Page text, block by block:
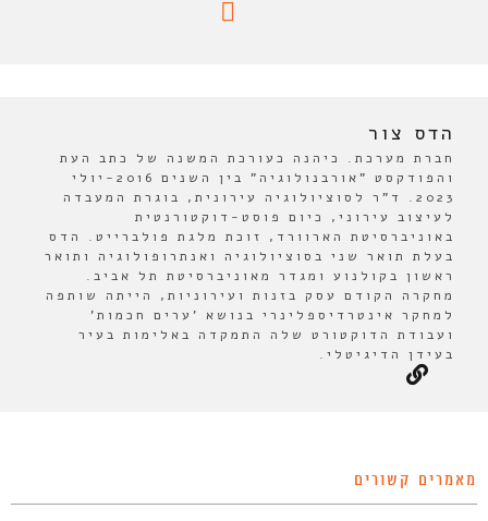
הדס צור
חברת מערכת. כיהנה כעורכת המשנה של כתב העת
והפודקסט "אורבנולוגיה" בין השנים 2016-יולי
2023. ד"ר לסוציולוגיה עירונית, בוגרת המעבדה
לעיצוב עירוני, כיום פוסט-דוקטורנטית
באוניברסיטת הארוורד, זוכת מלגת פולברייט. הדס
בעלת תואר שני בסוציולוגיה ואנתרופולוגיה ותואר
ראשון בקולנוע ומגדר מאוניברסיטת תל אביב.
מחקרה הקודם עסק בזנות ועירוניות, הייתה שותפה
למחקר אינטרדיספלינרי בנושא 'ערים חכמות'
ועבודת הדוקטורט שלה התמקדה באלימות בעיר
בעידן הדיגיטלי.
מאמרים קשורים